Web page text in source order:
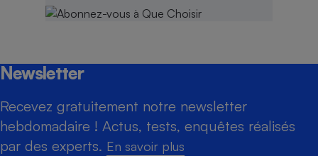
Newsletter
Recevez gratuitement notre newsletter
hebdomadaire ! Actus, tests, enquêtes réalisés
par des experts. En savoir plus